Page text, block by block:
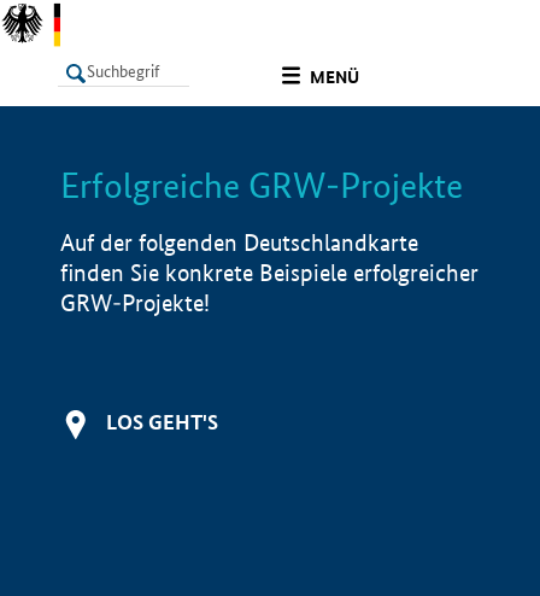
MENÜ
LISTE Info
Erfolgreiche GRW-Projekte
Auf der folgenden Deutschlandkarte
finden Sie konkrete Beispiele erfolgreicher
GRW-Projekte!
LOS GEHT'S